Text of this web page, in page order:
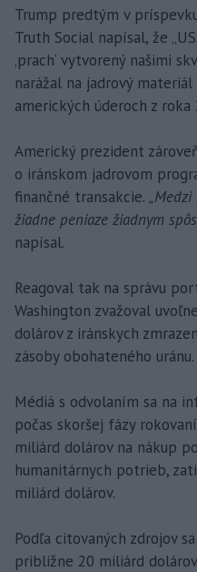
Trump predtým v
Truth Social napísal, že
‚prach‘ vytvorený našimi
narážal na jadrový
amerických úderoch z roka
Americký prezident
o iránskom jadrovom
finančné transakcie.
žiadne peniaze žiadnym
napísal.
Reagoval tak na správu
Washington zvažoval
dolárov z iránskych
zásoby obohateného uránu.
Médiá s odvolaním sa na
počas skoršej fázy
miliárd dolárov na nákup
humanitárnych potrieb,
miliárd dolárov.
Podľa citovaných zdrojov
približne 20 miliárd